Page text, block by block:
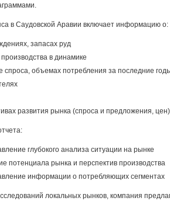
в Саудовской Аравии включает информацию о:
запасах руд
в динамике
спроса, объемах потребления за последние
развития рынка (спроса и предложения, цен)
глубокого анализа ситуации на рынке
потенциала рынка и перспектив производства
информации о потребляющих сегментах
локальных рынков, компания